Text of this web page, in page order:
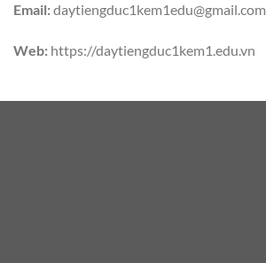
Email:daytiengduc1kem1edu@gmail.com
Web: https://daytiengduc1kem1.edu.vn